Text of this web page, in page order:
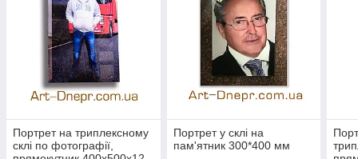
Портрет на триплексному
склі по фотографії,
Портрет у склі на
пам'ятник 300*400 мм